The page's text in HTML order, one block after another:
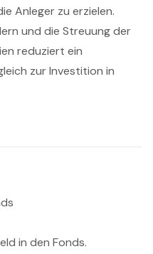
Anleger zu erzielen.
und die Streuung der
reduziert ein
zur Investition in
in den Fonds.